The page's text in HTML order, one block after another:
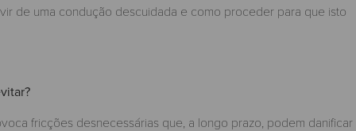
de uma condução descuidada e como proceder para que isto
fricções desnecessárias que, a longo prazo, podem danificar